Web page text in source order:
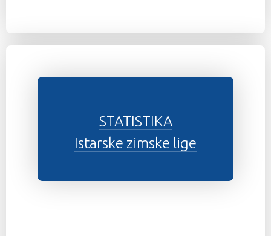
STATISTIKA
Istarske zimske lige